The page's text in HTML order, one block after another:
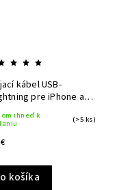
kábel USB-
pre iPhone a
ihneď k
(>5 ks)
košíka